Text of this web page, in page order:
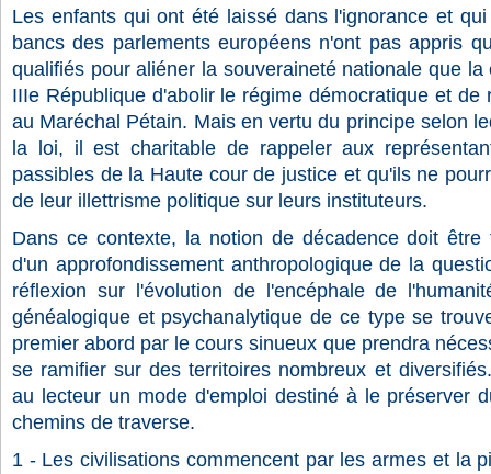
Les enfants qui ont été laissé dans l'ignorance et
bancs des parlements européens n'ont pas appris
qualifiés pour aliéner la souveraineté nationale que
IIIe République d'abolir le régime démocratique et de
au Maréchal Pétain. Mais en vertu du principe selon
la loi, il est charitable de rappeler aux
passibles de la Haute cour de justice et qu'ils ne
de leur illettrisme politique sur leurs instituteurs.
Dans ce contexte, la notion de décadence doit être
d'un approfondissement anthropologique de la
réflexion sur l'évolution de l'encéphale de
généalogique et psychanalytique de ce type se
premier abord par le cours sinueux que prendra
se ramifier sur des territoires nombreux et
au lecteur un mode d'emploi destiné à le préserver
chemins de traverse.
1 - Les civilisations commencent par les armes et la